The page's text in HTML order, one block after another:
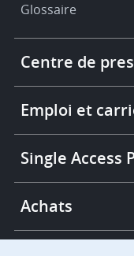
Glossaire
More
links
Centre de
Emploi et
Single Access
Achats